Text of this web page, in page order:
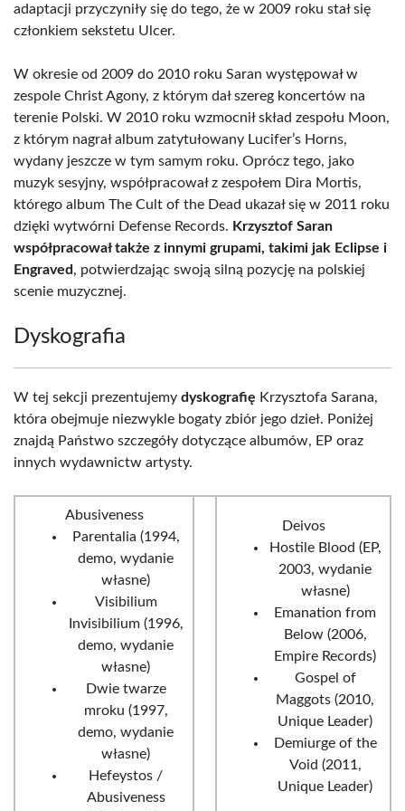
adaptacji przyczyniły się do tego, że w 2009 roku stał się
członkiem sekstetu Ulcer.
W okresie od 2009 do 2010 roku Saran występował w
zespole Christ Agony, z którym dał szereg koncertów na
terenie Polski. W 2010 roku wzmocnił skład zespołu Moon,
z którym nagrał album zatytułowany Lucifer’s Horns,
wydany jeszcze w tym samym roku. Oprócz tego, jako
muzyk sesyjny, współpracował z zespołem Dira Mortis,
którego album The Cult of the Dead ukazał się w 2011 roku
dzięki wytwórni Defense Records. Krzysztof Saran
współpracował także z innymi grupami, takimi jak Eclipse i
Engraved, potwierdzając swoją silną pozycję na polskiej
scenie muzycznej.
Dyskografia
W tej sekcji prezentujemy dyskografię Krzysztofa Sarana,
która obejmuje niezwykle bogaty zbiór jego dzieł. Poniżej
znajdą Państwo szczegóły dotyczące albumów, EP oraz
innych wydawnictw artysty.
Abusiveness
Parentalia (1994,
demo, wydanie
własne)
Visibilium
Invisibilium (1996,
demo, wydanie
własne)
Dwie twarze
mroku (1997,
demo, wydanie
własne)
Hefeystos /
Abusiveness
Deivos
Hostile Blood (EP,
2003, wydanie
własne)
Emanation from
Below (2006,
Empire Records)
Gospel of
Maggots (2010,
Unique Leader)
Demiurge of the
Void (2011,
Unique Leader)